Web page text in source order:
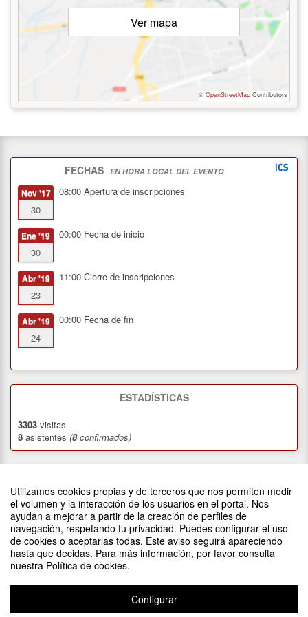
Utilizamos cookies propias y de terceros que nos permiten medir
el volumen y la interacción de los usuarios en el portal. Nos
ayudan a mejorar a partir de la creación de perfiles de
navegación, respetando tu privacidad. Puedes configurar el uso
de cookies o aceptarlas todas. Este aviso seguirá apareciendo
hasta que decidas. Para más información, por favor consulta
nuestra Política de cookies.
Configurar
Ver mapa
© OpenStreetMap Contributors
FECHAS EN HORA LOCAL DEL EVENTO
Nov '17
30
08:00 Apertura de inscripciones
Ene '19
30
00:00 Fecha de inicio
Abr '19
23
11:00 Cierre de inscripciones
Abr '19
24
00:00 Fecha de fin
ESTADÍSTICAS
3303 visitas
8 asistentes (8confirmados)
EN TU SITIO